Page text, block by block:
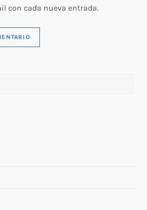
con cada nueva entrada.